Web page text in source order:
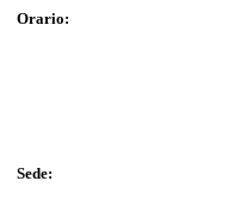
Orario:
Sede: